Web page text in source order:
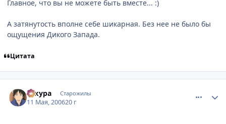
Главное, что вы не можете быть вместе... :)
А затянутость вполне себе шикарная. Без нее не было бы
ощущения Дикого Запада.
Цитата
сакура Старожилы
11 Мая, 200620 г